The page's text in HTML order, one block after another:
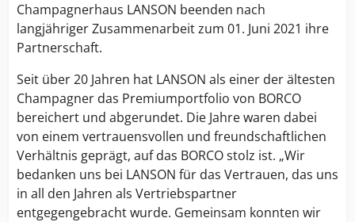
Champagnerhaus LANSON beenden nach
langjähriger Zusammenarbeit zum 01. Juni 2021 ihre
Partnerschaft.
Seit über 20 Jahren hat LANSON als einer der ältesten
Champagner das Premiumportfolio von BORCO
bereichert und abgerundet. Die Jahre waren dabei
von einem vertrauensvollen und freundschaftlichen
Verhältnis geprägt, auf das BORCO stolz ist. „Wir
bedanken uns bei LANSON für das Vertrauen, das uns
in all den Jahren als Vertriebspartner
entgegengebracht wurde. Gemeinsam konnten wir